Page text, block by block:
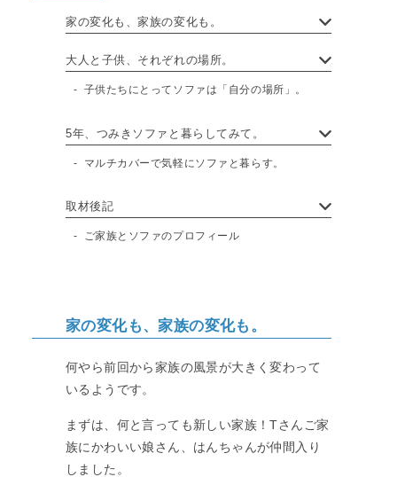
家の変化も、家族の変化も。
大人と子供、それぞれの場所。
子供たちにとってソファは「自分の場所」。
5年、つみきソファと暮らしてみて。
マルチカバーで気軽にソファと暮らす。
取材後記
ご家族とソファのプロフィール
家の変化も、家族の変化も。
何やら前回から家族の風景が大きく変わって
いるようです。
まずは、何と言っても新しい家族！Tさんご家
族にかわいい娘さん、はんちゃんが仲間入り
しました。